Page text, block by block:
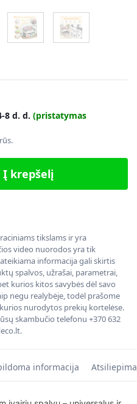
8 d. d. (pristatymas
Į krepšelį
tikslams ir yra
video nuorodos yra tik
informacija gali skirtis
spalvos, užrašai, parametrai,
kurios kitos savybės dėl savo
negu realybėje, todėl prašome
nurodytos prekių kortelėse.
skambučio telefonu +370 632
informacija